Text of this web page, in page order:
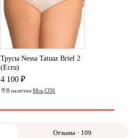
Трусы Nessa Tatuaz Brief 2
(Ecru)
4 100 ₽
В наличии:Мск СПб
Отзывы · 109